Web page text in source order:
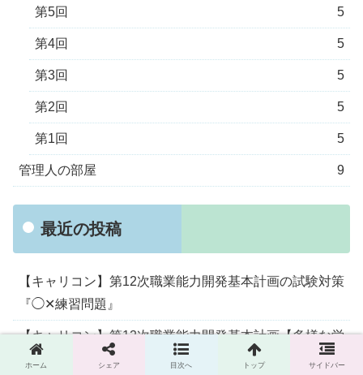
第5回 5
第4回 5
第3回 5
第2回 5
第1回 5
管理人の部屋 9
最近の投稿
【キャリコン】第12次職業能力開発基本計画の試験対策
『◯✕練習問題』
【キャリコン】第12次職業能力開発基本計画【多様な労
働者の能力発揮に向けた職業能力開発の推進】
ホーム シェア 目次へ トップ サイドバー